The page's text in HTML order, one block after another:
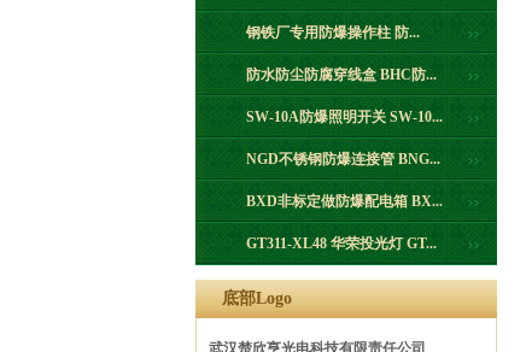
钢铁厂专用防爆操作柱 防...
防水防尘防腐穿线盒 BHC防...
SW-10A防爆照明开关 SW-10...
NGD不锈钢防爆连接管 BNG...
BXD非标定做防爆配电箱 BX...
GT311-XL48 华荣投光灯 GT...
底部Logo
武汉楚欣亨光电科技有限责任公司